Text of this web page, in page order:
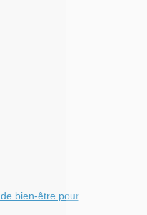
bien-être pour